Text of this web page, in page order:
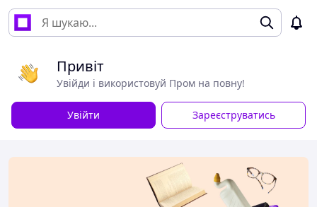
Привіт
Увійди і використовуй Пром на повну!
Увійти Зареєструватись